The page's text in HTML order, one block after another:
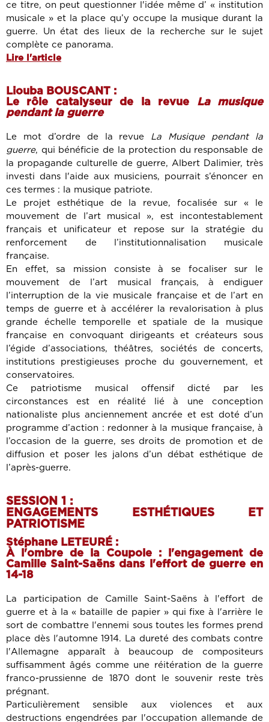
ce titre, on peut questionner l'idée même d’ « institution
musicale » et la place qu’y occupe la musique durant la
guerre. Un état des lieux de la recherche sur le sujet
complète ce panorama.
Lire l'article
Liouba BOUSCANT :
Le rôle catalyseur de la revue La musique
pendant la guerre
Le mot d’ordre de la revue La Musique pendant la
guerre, qui bénéficie de la protection du responsable de
la propagande culturelle de guerre, Albert Dalimier, très
investi dans l'aide aux musiciens, pourrait s’énoncer en
ces termes : la musique patriote.
Le projet esthétique de la revue, focalisée sur « le
mouvement de l’art musical », est incontestablement
français et unificateur et repose sur la stratégie du
renforcement de l’institutionnalisation musicale
française.
En effet, sa mission consiste à se focaliser sur le
mouvement de l’art musical français, à endiguer
l’interruption de la vie musicale française et de l’art en
temps de guerre et à accélérer la revalorisation à plus
grande échelle temporelle et spatiale de la musique
française en convoquant dirigeants et créateurs sous
l’égide d’associations, théâtres, sociétés de concerts,
institutions prestigieuses proche du gouvernement, et
conservatoires.
Ce patriotisme musical offensif dicté par les
circonstances est en réalité lié à une conception
nationaliste plus anciennement ancrée et est doté d’un
programme d’action : redonner à la musique française, à
l’occasion de la guerre, ses droits de promotion et de
diffusion et poser les jalons d’un débat esthétique de
l’après-guerre.
SESSION 1 :
ENGAGEMENTS ESTHÉTIQUES ET
PATRIOTISME
Stéphane LETEURÉ :
À l'ombre de la Coupole : l'engagement de
Camille Saint-Saëns dans l'effort de guerre en
14-18
La participation de Camille Saint-Saëns à l'effort de
guerre et à la « bataille de papier » qui fixe à l'arrière le
sort de combattre l'ennemi sous toutes les formes prend
place dès l'automne 1914. La dureté des combats contre
l'Allemagne apparaît à beaucoup de compositeurs
suffisamment âgés comme une réitération de la guerre
franco-prussienne de 1870 dont le souvenir reste très
prégnant.
Particulièrement sensible aux violences et aux
destructions engendrées par l'occupation allemande de